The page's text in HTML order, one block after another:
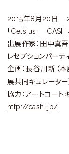
美
夫
ギ
ャ
ラ
2015年8月20日 –
「Celsius」 CASHI
出展作家：田中真
レセプションパー
企画：長谷川新（
展共同キュレーター
協力：アートコート
http://cashi.jp/